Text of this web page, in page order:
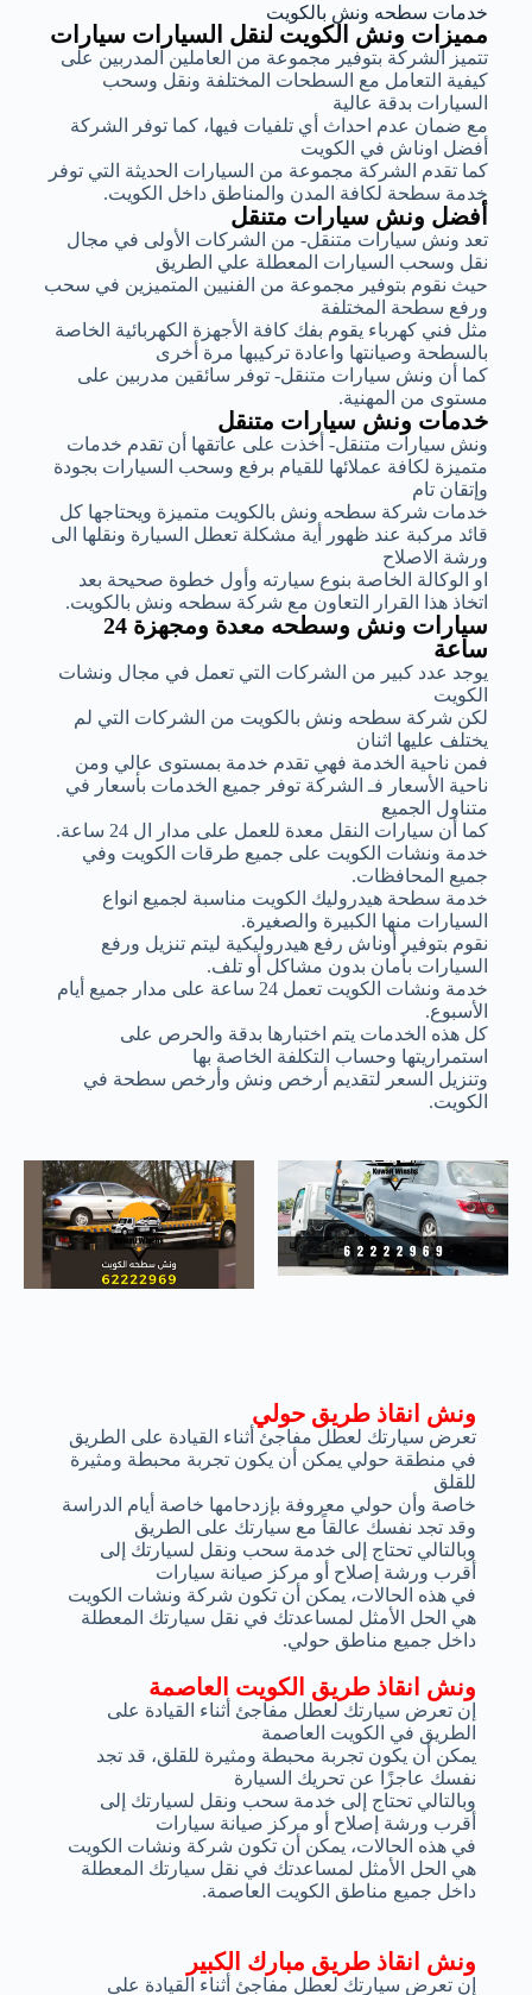
خدمات سطحه ونش بالكويت
مميزات ونش الكويت لنقل السيارات سيارات
تتميز الشركة بتوفير مجموعة من العاملين المدربين على
كيفية التعامل مع السطحات المختلفة ونقل وسحب
السيارات بدقة عالية
مع ضمان عدم احداث أي تلفيات فيها، كما توفر الشركة
أفضل اوناش في الكويت
كما تقدم الشركة مجموعة من السيارات الحديثة التي توفر
خدمة سطحة لكافة المدن والمناطق داخل الكويت.
أفضل ونش سيارات متنقل
تعد ونش سيارات متنقل- من الشركات الأولى في مجال
نقل وسحب السيارات المعطلة علي الطريق
حيث نقوم بتوفير مجموعة من الفنيين المتميزين في سحب
ورفع سطحة المختلفة
مثل فني كهرباء يقوم بفك كافة الأجهزة الكهربائية الخاصة
بالسطحة وصيانتها واعادة تركيبها مرة أخرى
كما أن ونش سيارات متنقل- توفر سائقين مدربين على
مستوى من المهنية.
خدمات ونش سيارات متنقل
ونش سيارات متنقل- أخذت على عاتقها أن تقدم خدمات
متميزة لكافة عملائها للقيام برفع وسحب السيارات بجودة
وإتقان تام
خدمات شركة سطحه ونش بالكويت متميزة ويحتاجها كل
قائد مركبة عند ظهور أية مشكلة تعطل السيارة ونقلها الى
ورشة الاصلاح
او الوكالة الخاصة بنوع سيارته وأول خطوة صحيحة بعد
اتخاذ هذا القرار التعاون مع شركة سطحه ونش بالكويت.
سيارات ونش وسطحه معدة ومجهزة 24
ساعة
يوجد عدد كبير من الشركات التي تعمل في مجال ونشات
الكويت
لكن شركة سطحه ونش بالكويت من الشركات التي لم
يختلف عليها اثنان
فمن ناحية الخدمة فهي تقدم خدمة بمستوى عالي ومن
ناحية الأسعار فـ الشركة توفر جميع الخدمات بأسعار في
متناول الجميع
كما أن سيارات النقل معدة للعمل على مدار ال 24 ساعة.
خدمة ونشات الكويت على جميع طرقات الكويت وفي
جميع المحافظات.
خدمة سطحة هيدروليك الكويت مناسبة لجميع انواع
السيارات منها الكبيرة والصغيرة.
نقوم بتوفير أوناش رفع هيدروليكية ليتم تنزيل ورفع
السيارات بأمان بدون مشاكل أو تلف.
خدمة ونشات الكويت تعمل 24 ساعة على مدار جميع أيام
الأسبوع.
كل هذه الخدمات يتم اختبارها بدقة والحرص على
استمراريتها وحساب التكلفة الخاصة بها
وتنزيل السعر لتقديم أرخص ونش وأرخص سطحة في
الكويت.
ونش انقاذ طريق الكويت العاصمة
إن تعرض سيارتك لعطل مفاجئ أثناء القيادة على
الطريق في الكويت العاصمة
يمكن أن يكون تجربة محبطة ومثيرة للقلق، قد تجد
نفسك عاجزًا عن تحريك السيارة
وبالتالي تحتاج إلى خدمة سحب ونقل لسيارتك إلى
أقرب ورشة إصلاح أو مركز صيانة سيارات
في هذه الحالات، يمكن أن تكون شركة ونشات الكويت
هي الحل الأمثل لمساعدتك في نقل سيارتك المعطلة
داخل جميع مناطق الكويت العاصمة.
ونش انقاذ طريق حولي
تعرض سيارتك لعطل مفاجئ أثناء القيادة على الطريق
في منطقة حولي يمكن أن يكون تجربة محبطة ومثيرة
للقلق
خاصة وأن حولي معروفة بإزدحامها خاصة أيام الدراسة
وقد تجد نفسك عالقاً مع سيارتك على الطريق
وبالتالي تحتاج إلى خدمة سحب ونقل لسيارتك إلى
أقرب ورشة إصلاح أو مركز صيانة سيارات
في هذه الحالات، يمكن أن تكون شركة ونشات الكويت
هي الحل الأمثل لمساعدتك في نقل سيارتك المعطلة
داخل جميع مناطق حولي.
ونش انقاذ طريق مبارك الكبير
إن تعرض سيارتك لعطل مفاجئ أثناء القيادة على